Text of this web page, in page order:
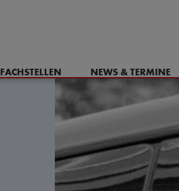
FACHSTELLEN NEWS & TERMINE